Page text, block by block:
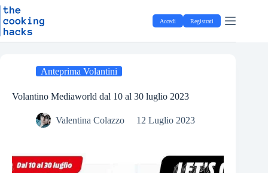
S
t
Salta
al
contenuto
Accedi Registrati
Anteprima Volantini
Volantino Mediaworld dal 10 al 30 luglio 2023
Valentina Colazzo 12 Luglio 2023